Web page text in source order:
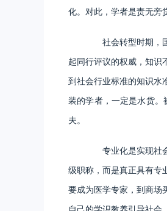
化。对此，学者是责无旁
社会转型时期，国
起同行评议的权威，知识
到社会行业标准的知识水
装的学者，一定是水货
夫。
专业化是实现社会
级职称，而是真正具有专
要成为医学专家，到商